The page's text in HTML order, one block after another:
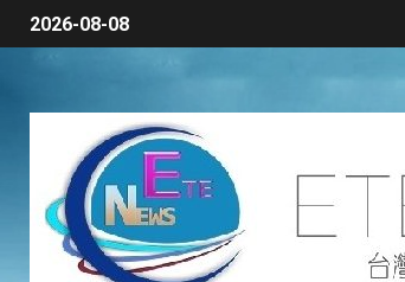
2026-08-08